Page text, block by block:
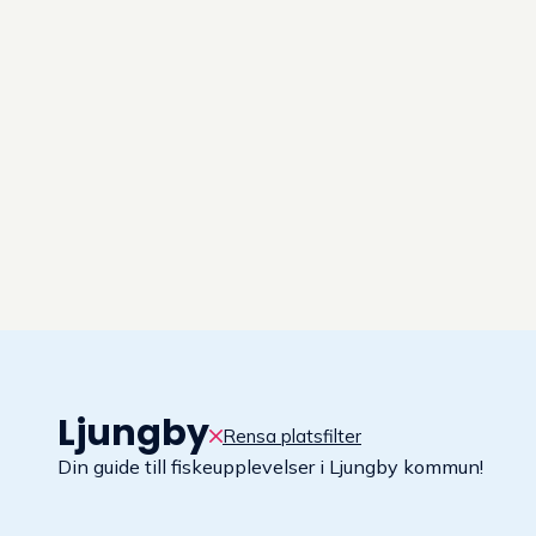
Ljungby–guide till
Rensa platsfilter
Din guide till fiskeupplevelser i Ljungby kommun!